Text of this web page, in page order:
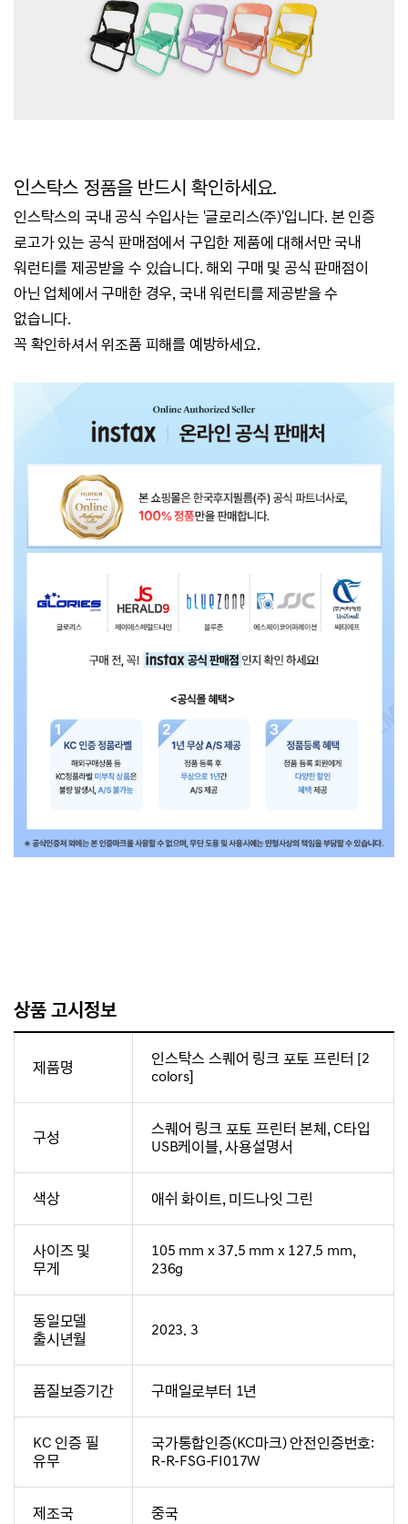
인스탁스 정품을 반드시 확인하세요.
인스탁스의 국내 공식 수입사는 '글로리스(주)'입니다. 본 인증
로고가 있는 공식 판매점에서 구입한 제품에 대해서만 국내
워런티를 제공받을 수 있습니다.해외 구매 및 공식 판매점이
아닌 업체에서 구매한 경우, 국내 워런티를 제공받을 수
없습니다.
꼭 확인하셔서 위조품 피해를 예방하세요.
상품 고시정보
제품명
인스탁스 스퀘어 링크 포토 프린터 [2
colors]
구성
스퀘어 링크 포토 프린터 본체, C타입
USB케이블, 사용설명서
색상 애쉬 화이트, 미드나잇 그린
사이즈 및
무게
105 mm x 37.5 mm x 127.5 mm,
236g
동일모델
출시년월
2023. 3
품질보증기간 구매일로부터 1년
KC 인증 필
유무
국가통합인증(KC마크) 안전인증번호:
R-R-FSG-FI017W
제조국 중국